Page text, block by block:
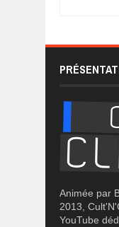
Animée par
2013,
YouTube